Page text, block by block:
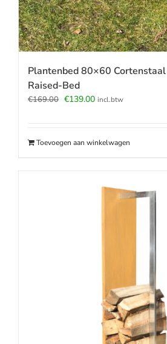
Plantenbed 80×60
Raised-Bed
€169.00 Oorspronkelijke
€139.00Huidige
incl.btw
Toevoegen aan winkelwagen